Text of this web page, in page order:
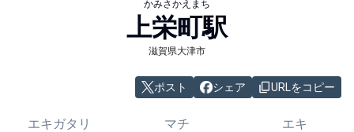
かみさかえまち
上栄町駅
滋賀県大津市
ポスト シェア URLをコピー
エキガタリ マチ エキ